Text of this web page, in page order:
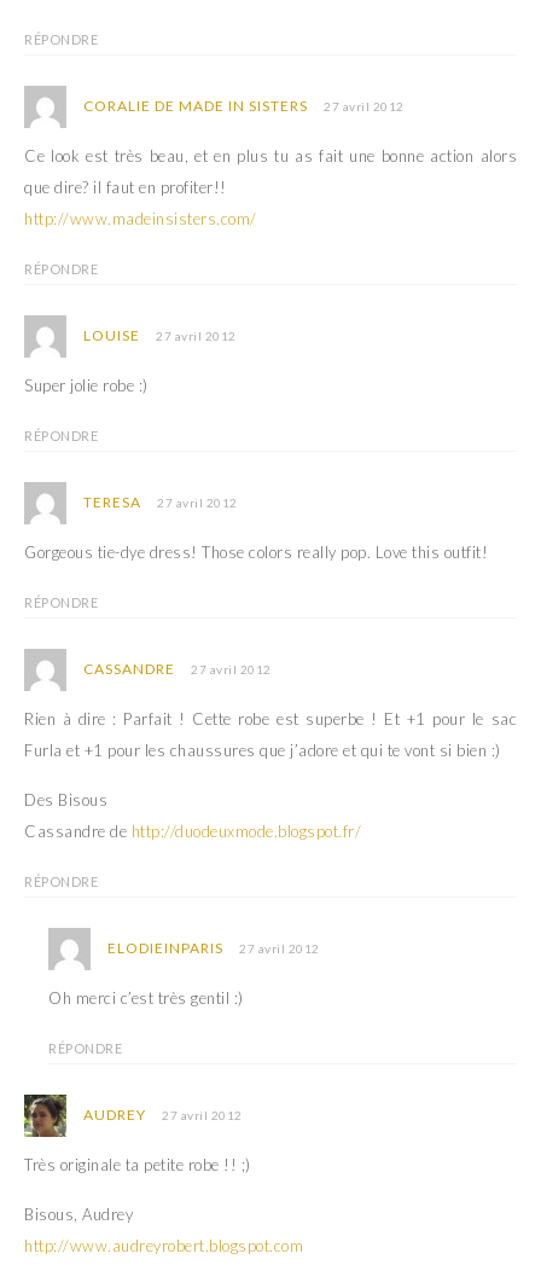
RÉPONDRE
CORALIE DE MADE IN SISTERS 27 avril 2012
Ce look est très beau, et en plus tu as fait une bonne action alors
que dire? il faut en profiter!!
http://www.madeinsisters.com/
RÉPONDRE
LOUISE 27 avril 2012
Super jolie robe :)
RÉPONDRE
TERESA 27 avril 2012
Gorgeous tie-dye dress! Those colors really pop. Love this outfit!
RÉPONDRE
CASSANDRE 27 avril 2012
Rien à dire : Parfait ! Cette robe est superbe ! Et +1 pour le sac
Furla et +1 pour les chaussures que j’adore et qui te vont si bien :)
Des Bisous
Cassandre de http://duodeuxmode.blogspot.fr/
RÉPONDRE
ELODIEINPARIS 27 avril 2012
Oh merci c’est très gentil :)
RÉPONDRE
AUDREY 27 avril 2012
Très originale ta petite robe !! ;)
Bisous, Audrey
http://www.audreyrobert.blogspot.com